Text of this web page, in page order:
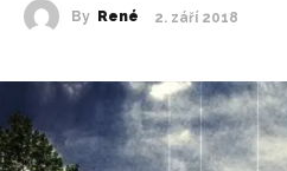
By René 2. září 2018